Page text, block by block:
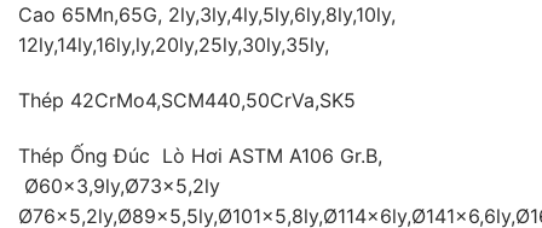
Cao 65Mn,65G, 2ly,3ly,4ly,5ly,6ly,8ly,10ly,
12ly,14ly,16ly,ly,20ly,25ly,30ly,35ly,
Thép 42CrMo4,SCM440,50CrVa,SK5
Thép Ống Đúc Lò Hơi ASTM A106 Gr.B,
Ø60×3,9ly,Ø73×5,2ly